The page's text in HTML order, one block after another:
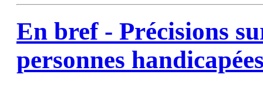
En bref - Précisions
personnes